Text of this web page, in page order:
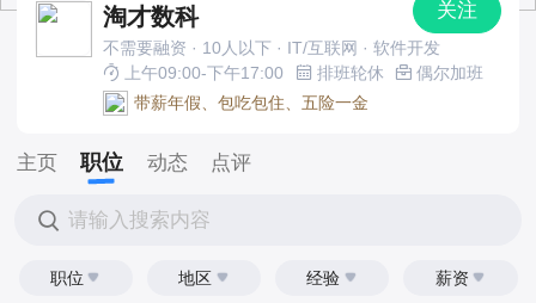
淘才数科 关注
不需要融资 · 10人以下 · IT/互联网 · 软件开发
上午09:00-下午17:00
排班轮休
偶尔加班
带薪年假、包吃包住、五险一金
主页 职位 动态 点评
请输入搜索内容
职位 地区 经验 薪资